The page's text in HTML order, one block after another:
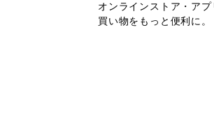
オンラインストア・ア
買い物をもっと便利に。